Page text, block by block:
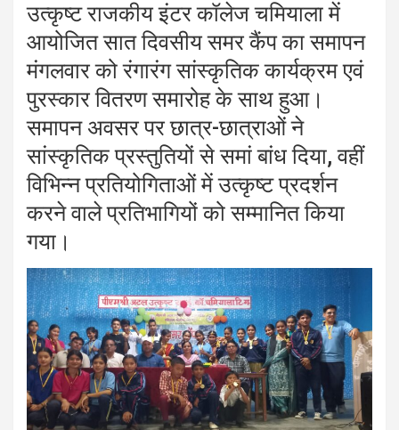
उत्कृष्ट राजकीय इंटर कॉलेज चमियाला में
आयोजित सात दिवसीय समर कैंप का समापन
मंगलवार को रंगारंग सांस्कृतिक कार्यक्रम एवं
पुरस्कार वितरण समारोह के साथ हुआ।
समापन अवसर पर छात्र-छात्राओं ने
सांस्कृतिक प्रस्तुतियों से समां बांध दिया, वहीं
विभिन्न प्रतियोगिताओं में उत्कृष्ट प्रदर्शन
करने वाले प्रतिभागियों को सम्मानित किया
गया।